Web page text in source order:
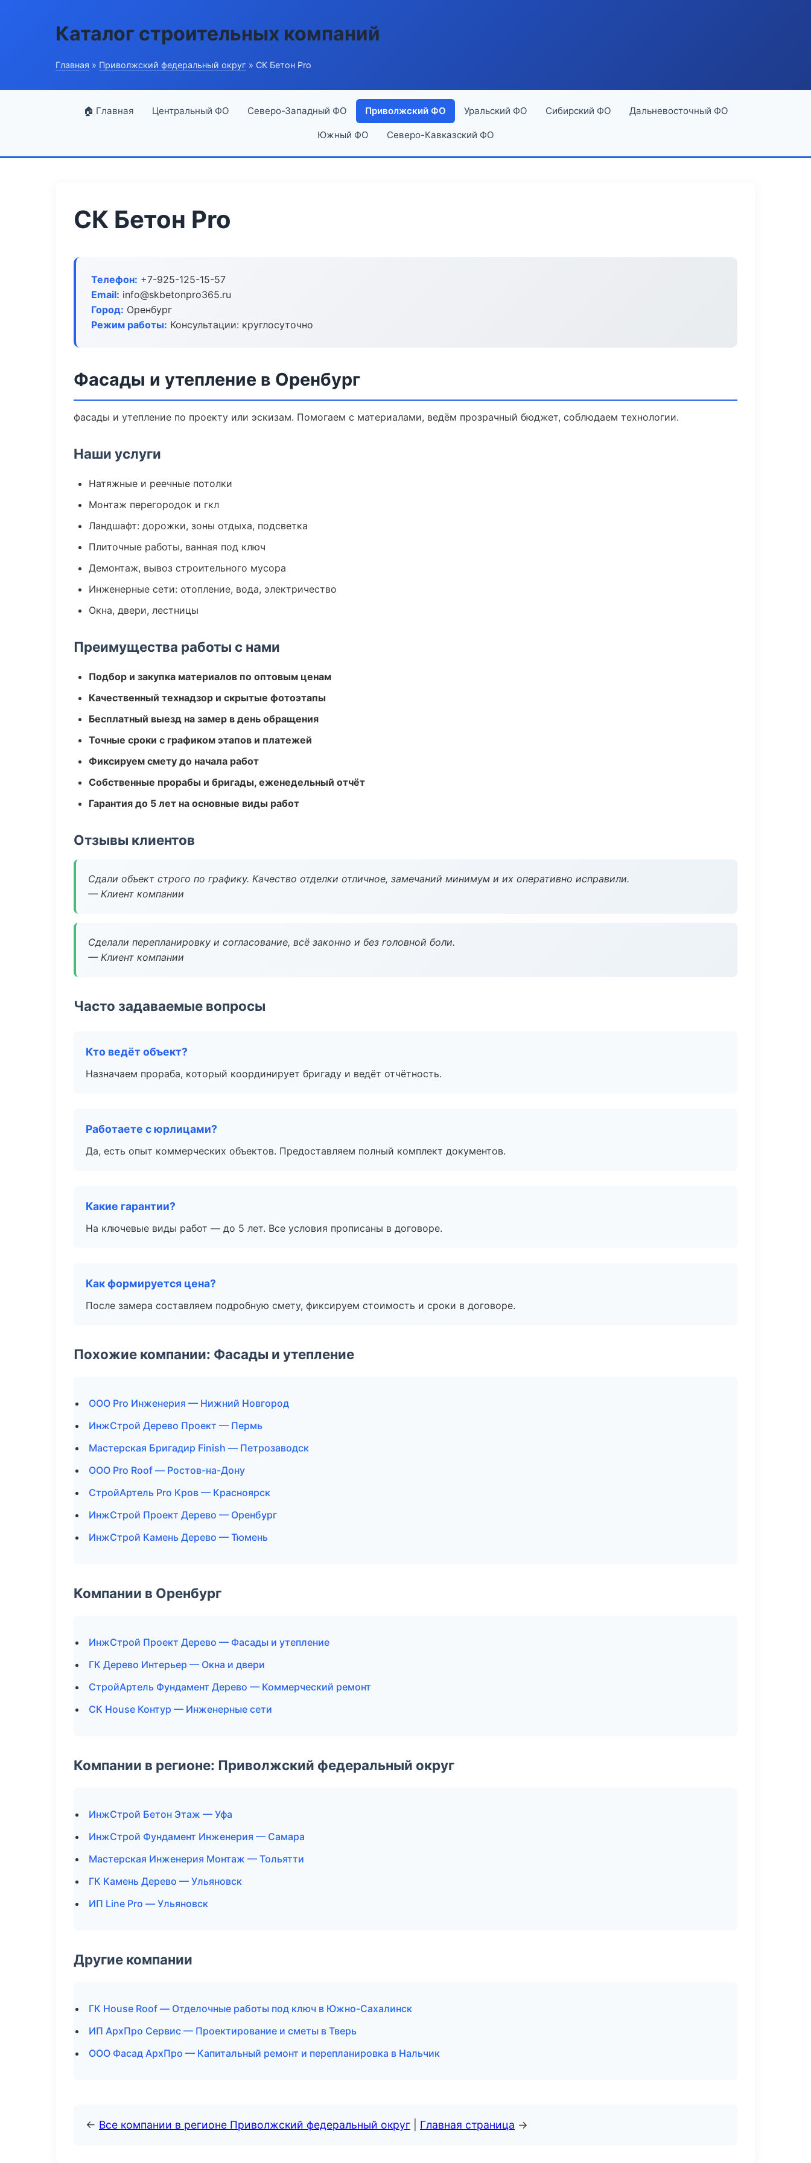
Каталог строительных компаний
Главная » Приволжский федеральный округ » СК Бетон Pro
🏠 Главная Центральный ФО Северо-Западный ФО Приволжский ФО Уральский ФО Сибирский ФО Дальневосточный ФО
Южный ФО Северо-Кавказский ФО
СК Бетон Pro
Телефон: +7-925-125-15-57
Email: info@skbetonpro365.ru
Город: Оренбург
Режим работы: Консультации: круглосуточно
Фасады и утепление в Оренбург
фасады и утепление по проекту или эскизам. Помогаем с материалами, ведём прозрачный бюджет, соблюдаем технологии.
Наши услуги
Натяжные и реечные потолки
Монтаж перегородок и гкл
Ландшафт: дорожки, зоны отдыха, подсветка
Плиточные работы, ванная под ключ
Демонтаж, вывоз строительного мусора
Инженерные сети: отопление, вода, электричество
Окна, двери, лестницы
Преимущества работы с нами
Подбор и закупка материалов по оптовым ценам
Качественный технадзор и скрытые фотоэтапы
Бесплатный выезд на замер в день обращения
Точные сроки с графиком этапов и платежей
Фиксируем смету до начала работ
Собственные прорабы и бригады, еженедельный отчёт
Гарантия до 5 лет на основные виды работ
Отзывы клиентов
Сдали объект строго по графику. Качество отделки отличное, замечаний минимум и их оперативно исправили.
— Клиент компании
Сделали перепланировку и согласование, всё законно и без головной боли.
— Клиент компании
Часто задаваемые вопросы
Кто ведёт объект?
Назначаем прораба, который координирует бригаду и ведёт отчётность.
Работаете с юрлицами?
Да, есть опыт коммерческих объектов. Предоставляем полный комплект документов.
Какие гарантии?
На ключевые виды работ — до 5 лет. Все условия прописаны в договоре.
Как формируется цена?
После замера составляем подробную смету, фиксируем стоимость и сроки в договоре.
Похожие компании: Фасады и утепление
ООО Pro Инженерия — Нижний Новгород
ИнжСтрой Дерево Проект — Пермь
Мастерская Бригадир Finish — Петрозаводск
ООО Pro Roof — Ростов-на-Дону
СтройАртель Pro Кров — Красноярск
ИнжСтрой Проект Дерево — Оренбург
ИнжСтрой Камень Дерево — Тюмень
Компании в Оренбург
ИнжСтрой Проект Дерево — Фасады и утепление
ГК Дерево Интерьер — Окна и двери
СтройАртель Фундамент Дерево — Коммерческий ремонт
СК House Контур — Инженерные сети
Компании в регионе: Приволжский федеральный округ
ИнжСтрой Бетон Этаж — Уфа
ИнжСтрой Фундамент Инженерия — Самара
Мастерская Инженерия Монтаж — Тольятти
ГК Камень Дерево — Ульяновск
ИП Line Pro — Ульяновск
Другие компании
ГК House Roof — Отделочные работы под ключ в Южно-Сахалинск
ИП АрхПро Сервис — Проектирование и сметы в Тверь
ООО Фасад АрхПро — Капитальный ремонт и перепланировка в Нальчик
← Все компании в регионе Приволжский федеральный округ Главная страница →